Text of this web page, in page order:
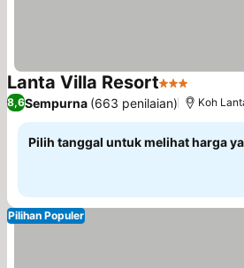
Lanta Villa Resort3 Bintang
Lihat
8,6Sempurna (663 penilaian) Koh
Pilih tanggal untuk melihat harga
Pilihan Populer